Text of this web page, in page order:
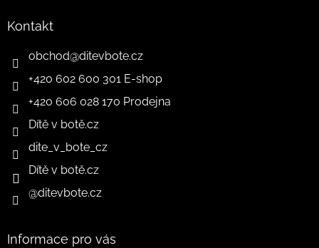
Kontakt
obchod@ditevbote.cz
+420 602 600 301 E-shop
+420 606 028 170 Prodejna
Dítě v botě.cz
dite_v_bote_cz
Dítě v botě.cz
@ditevbote.cz
Informace pro vás